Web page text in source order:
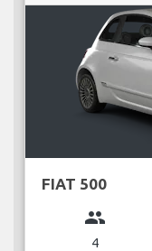
FIAT 500
group
4